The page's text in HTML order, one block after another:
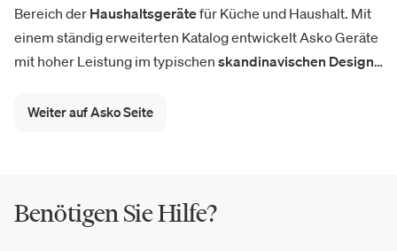
Bereich der Haushaltsgerätefür Küche und Haushalt. Mit
einem ständig erweiterten Katalog entwickelt Asko Geräte
mit hoher Leistung im typischen skandinavischen Design:
Backöfen, Dunstabzugshauben, Waschmaschinen und
Wäschetrockner T 208 H.W.
Weiter auf Asko Seite
Benötigen Sie Hilfe?